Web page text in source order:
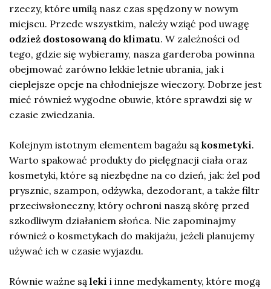
rzeczy, które umilą nasz czas spędzony w nowym
miejscu. Przede wszystkim, należy wziąć pod uwagę
odzież dostosowaną do klimatu. W zależności od
tego, gdzie się wybieramy, nasza garderoba powinna
obejmować zarówno lekkie letnie ubrania, jak i
cieplejsze opcje na chłodniejsze wieczory. Dobrze jest
mieć również wygodne obuwie, które sprawdzi się w
czasie zwiedzania.
Kolejnym istotnym elementem bagażu są kosmetyki.
Warto spakować produkty do pielęgnacji ciała oraz
kosmetyki, które są niezbędne na co dzień, jak: żel pod
prysznic, szampon, odżywka, dezodorant, a także filtr
przeciwsłoneczny, który ochroni naszą skórę przed
szkodliwym działaniem słońca. Nie zapominajmy
również o kosmetykach do makijażu, jeżeli planujemy
używać ich w czasie wyjazdu.
Równie ważne są leki i inne medykamenty, które mogą